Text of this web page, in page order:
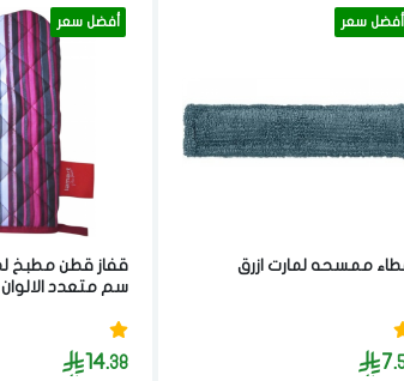
أفضل سعر
ممسحه لمارت ازرق
7.
أفضل سعر
سم متعدد الالوان
14.38